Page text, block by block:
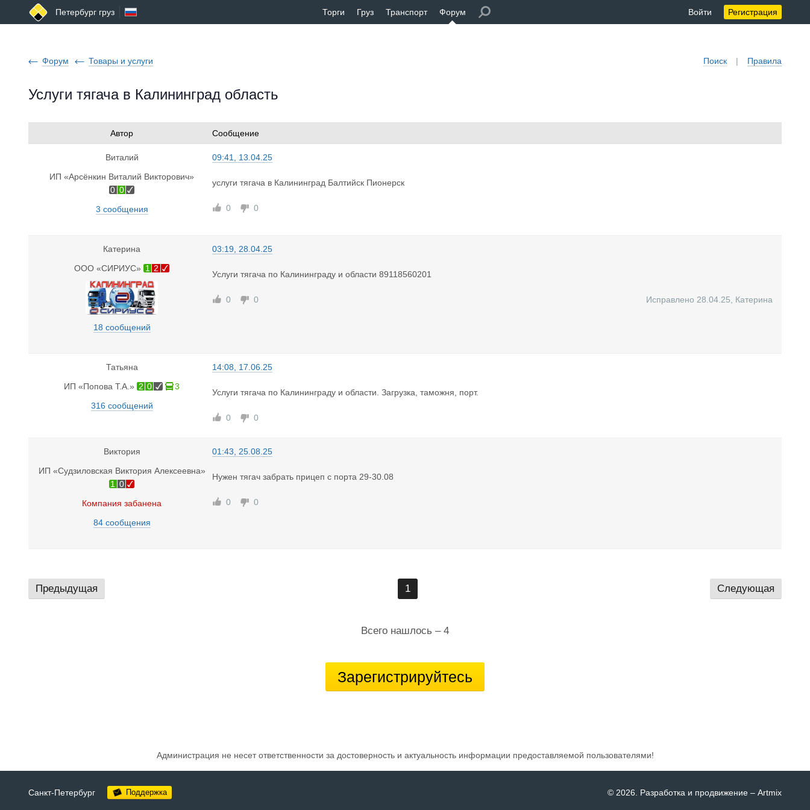
Петербург груз Торги Груз Транспорт Форум Войти Регистрация
Поиск | Правила
Форум Товары и услуги
Услуги тягача в Калининград область
Автор Сообщение
Виталий
ИП «Арсёнкин Виталий Викторович»
0 0
3 сообщения
09:41, 13.04.25
услуги тягача в Калининград Балтийск Пионерск
0 0
Катерина
ООО «СИРИУС» 1 2
18 сообщений
03:19, 28.04.25
Услуги тягача по Калининграду и области 89118560201
0 0 Исправлено 28.04.25 Катерина
Татьяна
ИП «Попова Т.А.» 2 0
3
316 сообщений
14:08, 17.06.25
Услуги тягача по Калининграду и области. Загрузка, таможня, порт.
0 0
Виктория
ИП «Судзиловская Виктория Алексеевна»
1
0
Компания забанена
84 сообщения
01:43, 25.08.25
Нужен тягач забрать прицеп с порта 29-30.08
0 0
Предыдущая 1 Следующая
Всего нашлось – 4
Зарегистрируйтесь
Администрация не несет ответственности за достоверность и актуальность информации предоставляемой пользователями!
Санкт-Петербург Поддержка © 2026 . Разработка и продвижение – Artmix